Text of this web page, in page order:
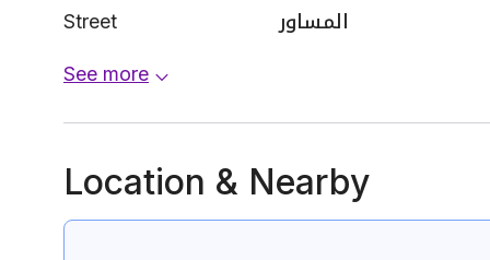
Street المساور
See more
Location & Nearby